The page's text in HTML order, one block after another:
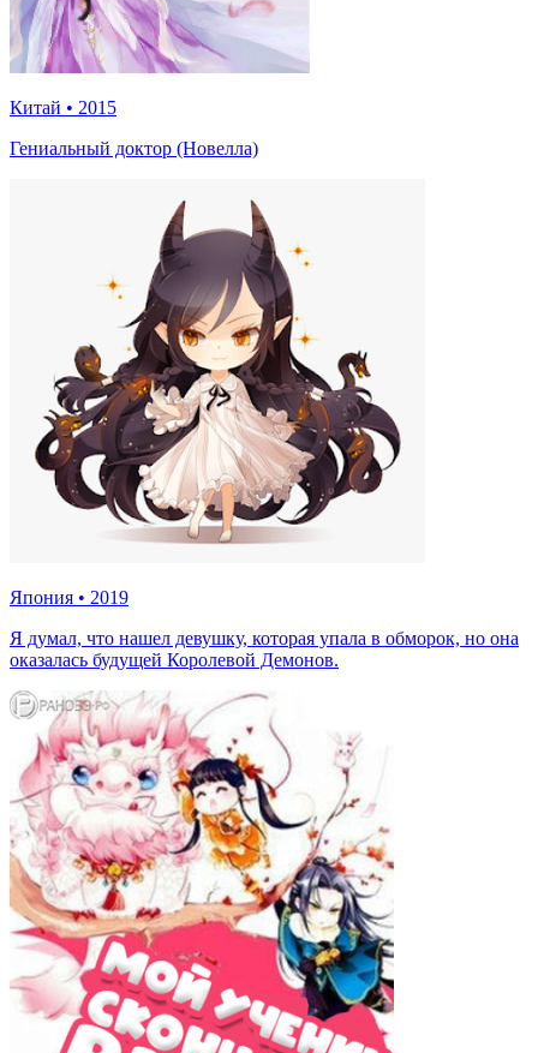
Китай • 2015
Гениальный доктор (Новелла)
Япония • 2019
Я думал, что нашел девушку, которая упала в обморок, но она
оказалась будущей Королевой Демонов.